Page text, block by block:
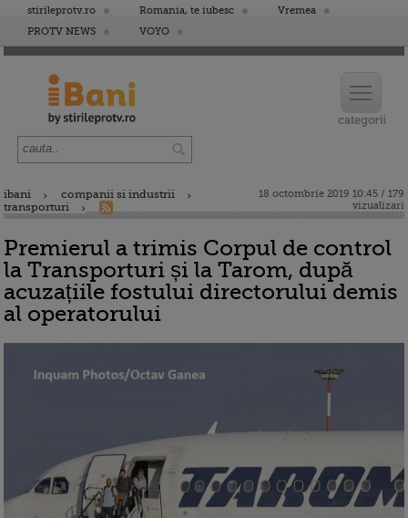
stirileprotv.ro Romania, te iubesc
Vremea
PROTV NEWS
VOYO
ibani
companii si industrii
transporturi
18 octombrie 2019 10:45 / 179
vizualizari
Premierul a trimis Corpul de control
la Transporturi și la Tarom, după
acuzațiile fostului directorului demis
al operatorului